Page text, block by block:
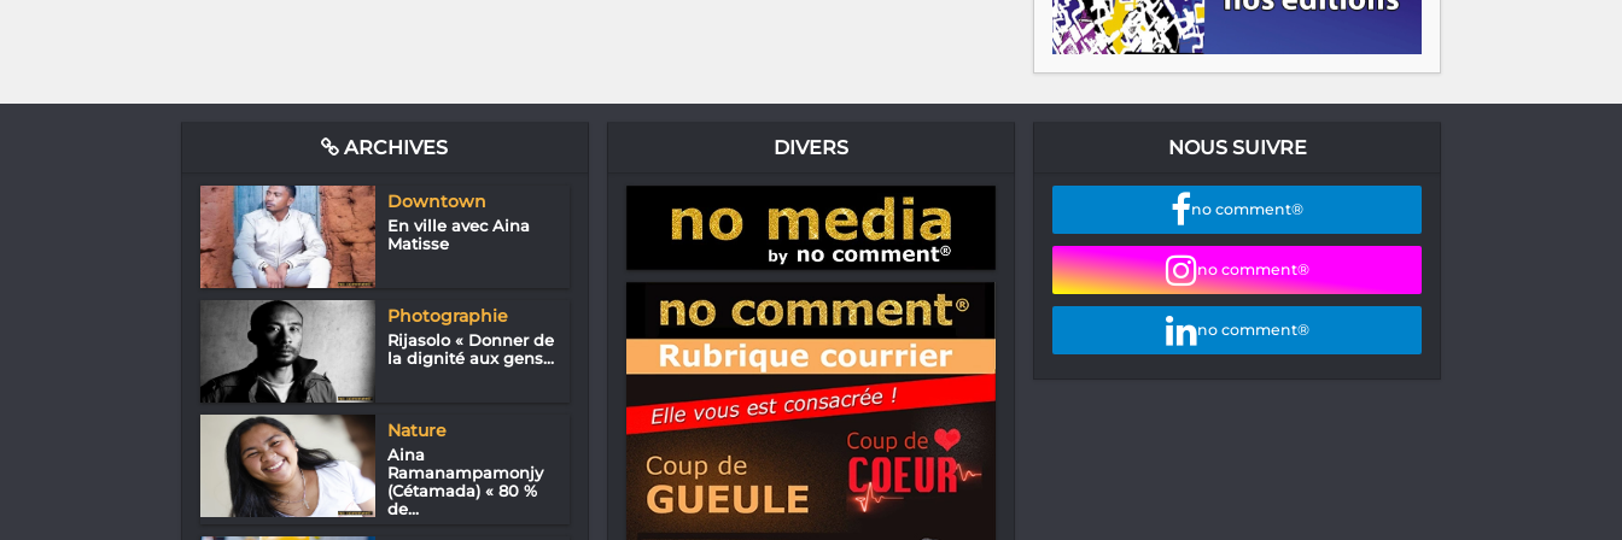
ARCHIVES
Downtown
En ville avec Aina
Matisse
Photographie
Rijasolo « Donner de
la dignité aux gens...
Nature
Aina
Ramanampamonjy
(Cétamada) « 80 %
de...
DIVERS NOUS SUIVRE
no comment®
no comment®
no comment®